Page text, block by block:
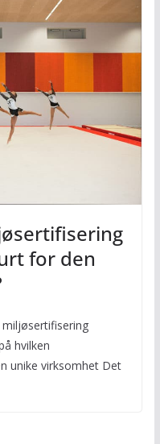
for den
hvilken
unike virksomhet Det